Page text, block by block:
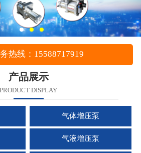
热线：15588717919
产品展示
PRODUCT DISPLAY
气体增压泵
气液增压泵